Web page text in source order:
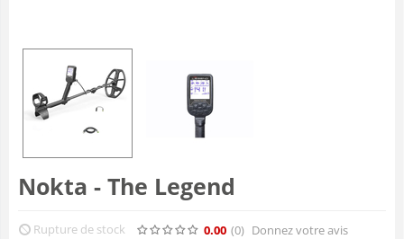
Nokta - The Legend
Rupture de stock 0.00 (0) Donnez votre avis